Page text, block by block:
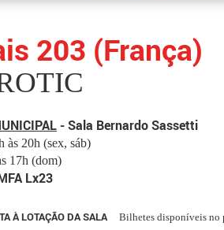
203 (França)
- Sala Bernardo Sassetti
às 20h (sex, sáb)
17h (dom)
Lx23
À LOTAÇÃO DA SALA Bilhetes disponíveis no